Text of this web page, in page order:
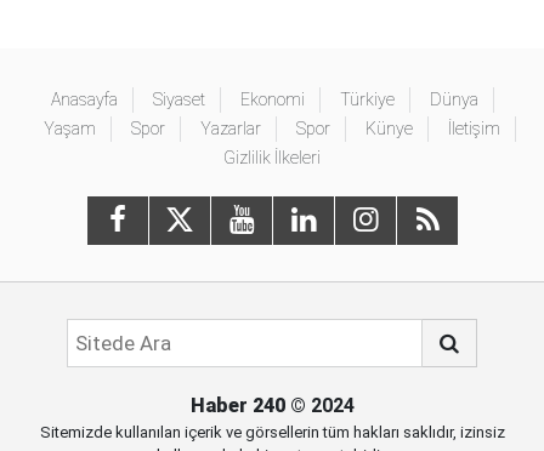
Anasayfa Siyaset Ekonomi Türkiye
Dünya
Yaşam
Spor Yazarlar Spor Künye
İletişim
Gizlilik İlkeleri
Haber 240© 2024
Sitemizde kullanılan içerik ve görsellerin tüm hakları saklıdır, izinsiz